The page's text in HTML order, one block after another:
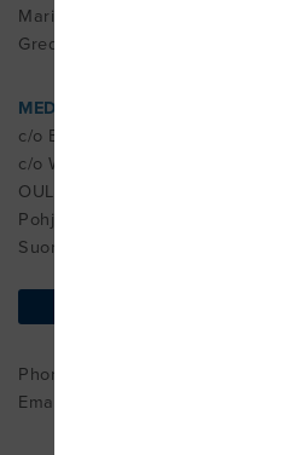
Mari Halkola
Gred MDT - 2005\n
MEDIKKO OY
c/o Bios Hallituskatu 29 B 22,
c/o Wirtaamo Kauppatie 3 L 101,
OULU
Pohjois-Pohjanmaa 90100
Suomi
Phone : ++358400681433
Email: